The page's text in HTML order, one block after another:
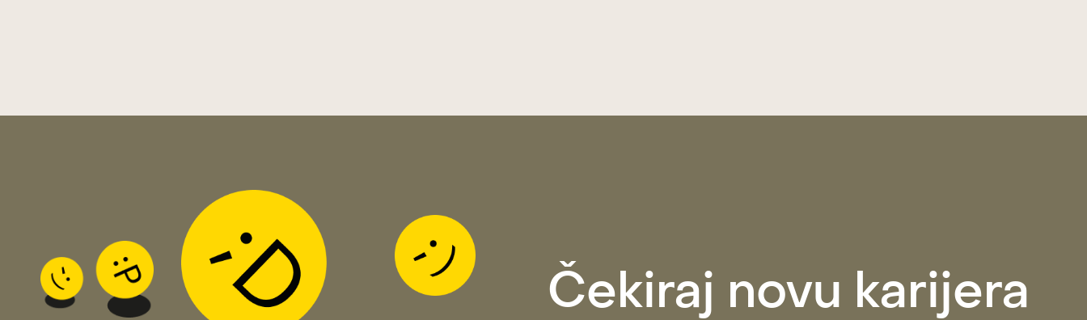
Čekiraj novu karijera